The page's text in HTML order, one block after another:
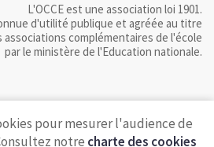
L'OCCE est une association loi 1901.
d'utilité publique et agréée au titre
associations complémentaires de l'école
par le ministère de l'Education nationale.
pour mesurer l'audience de
notre charte des cookies